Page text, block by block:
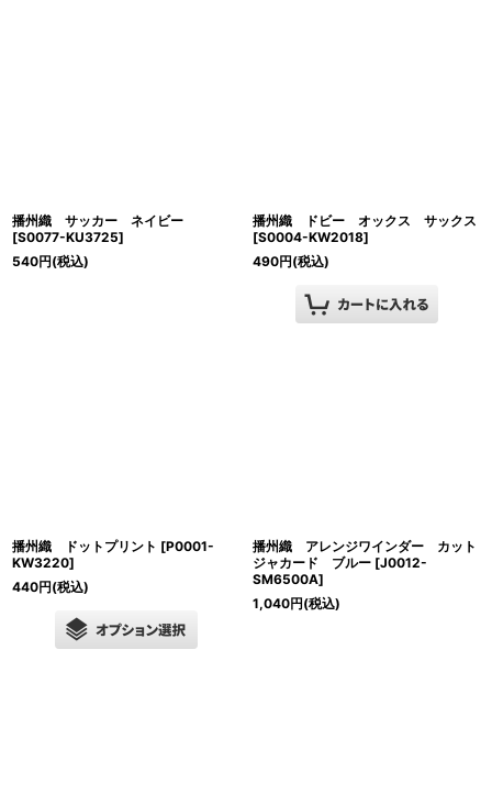
播州織 サッカー ネイビー
[S0077-KU3725]
540円(税込)
播州織 ドビー オックス サックス
[S0004-KW2018]
490円(税込)
播州織 ドットプリント [P0001-
KW3220]
440円(税込)
播州織 アレンジワインダー カット
ジャカード ブルー [J0012-
SM6500A]
1,040円(税込)